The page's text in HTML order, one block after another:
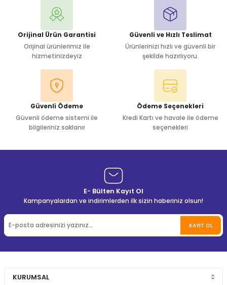
Orijinal Ürün Garantisi
Orijinal ürünlerimiz ile
hizmetinizdeyiz
Güvenli ve Hızlı Teslimat
Ürünlerinizi hızlı ve güvenli bir
şekilde hazırlıyoru.
Güvenli Ödeme
Güvenli ödeme sistemi ile
bilgileriniz saklanır
Ödeme Seçenekleri
Kredi Kartı ve havale ile ödeme
seçenekleri
E- Bülten Kayıt Ol
Kampanyalardan ve indirimlerden ilk sizin haberiniz olsun!
KAYIT OL
KURUMSAL